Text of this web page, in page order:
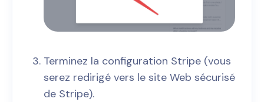
Terminez la configuration Stripe (vous
serez redirigé vers le site Web sécurisé
de Stripe).